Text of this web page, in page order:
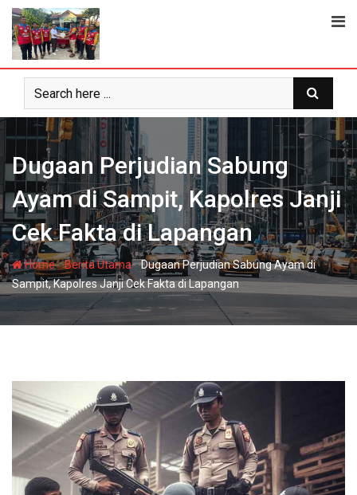
Skip
content
Dugaan Perjudian Sabung
Ayam di Sampit, Kapolres Janji
Cek Fakta di Lapangan
Home-Berita Utama-Dugaan Perjudian Sabung Ayam di
Sampit, Kapolres Janji Cek Fakta di Lapangan